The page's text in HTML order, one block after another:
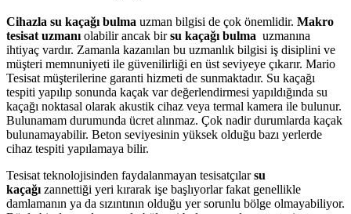
Cihazla su kaçağı bulma uzman bilgisi de çok önemlidir. Makro
tesisat uzmanıolabilir ancak birsu kaçağı bulma uzmanına
ihtiyaç vardır. Zamanla kazanılan bu uzmanlık bilgisi iş disiplini ve
müşteri memnuniyeti ile güvenilirliği en üst seviyeye çıkarır. Mario
Tesisat müşterilerine garanti hizmeti de sunmaktadır. Su kaçağı
tespiti yapılıp sonunda kaçak var değerlendirmesi yapıldığında su
kaçağı noktasal olarak akustik cihaz veya termal kamera ile bulunur.
Bulunamam durumunda ücret alınmaz. Çok nadir durumlarda kaçak
bulunamayabilir. Beton seviyesinin yüksek olduğu bazı yerlerde
cihaz tespiti yapılamaya bilir.
Tesisat teknolojisinden faydalanmayan tesisatçılarsu
kaçağızannettiği yeri kırarak işe başlıyorlar fakat genellikle
damlamanın ya da sızıntının olduğu yer sorunlu bölge olmayabiliyor.